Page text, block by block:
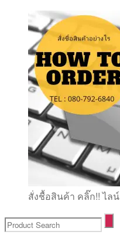
สั่งชื้อสินค้า คลิ๊ก!! ไลน์